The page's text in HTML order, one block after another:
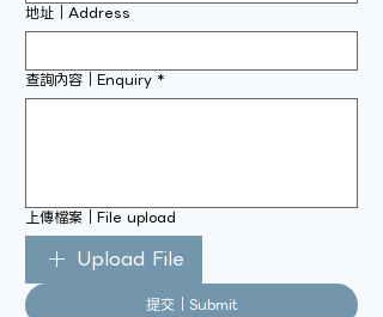
地址｜Address
查詢內容｜Enquiry *
上傳檔案｜File upload
Upload File
提交｜Submit